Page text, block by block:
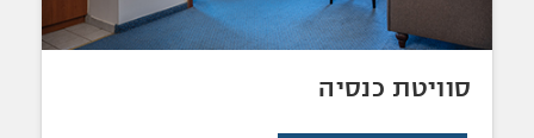
סוויטת כנסיה